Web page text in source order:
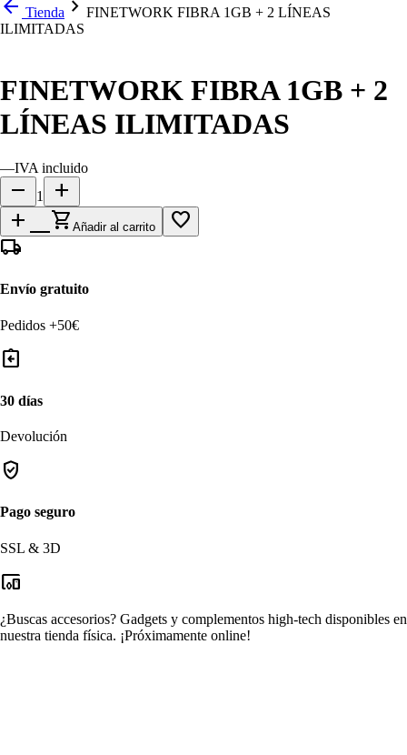
arrow_back Tienda chevron_right FINETWORK FIBRA 1GB + 2 LÍNEAS
ILIMITADAS
FINETWORK FIBRA 1GB + 2
LÍNEAS ILIMITADAS
—IVA incluido
remove 1
add
add_shopping_cart Añadir al carrito
favorite_border
local_shipping
Envío gratuito
Pedidos +50€
assignment_return
30 días
Devolución
verified_user
Pago seguro
SSL & 3D
devices_other
¿Buscas accesorios? Gadgets y complementos high-tech disponibles en
nuestra tienda física. ¡Próximamente online!